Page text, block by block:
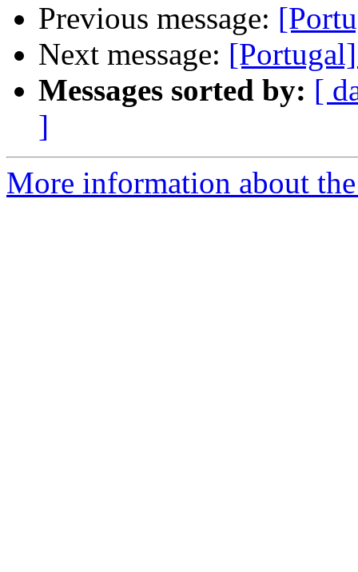
Previous message:
Next message:
Messages sorted by: [
]
More information about